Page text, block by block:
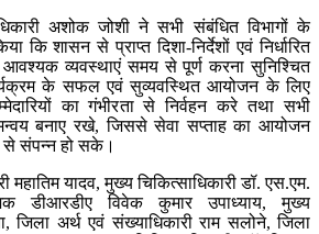
अशोक जोशी ने सभी संबंधित विभागों के
कि शासन से प्राप्त दिशा-निर्देशों एवं निर्धारित
व्यवस्थाएं समय से पूर्ण करना सुनिश्चित
के सफल एवं सुव्यवस्थित आयोजन के लिए
का गंभीरता से निर्वहन करे तथा सभी
बनाए रखे, जिससे सेवा सप्ताह का आयोजन
संपन्न हो सके।
महातिम यादव, मुख्य चिकित्साधिकारी डॉ. एस.एम.
डीआरडीए विवेक कुमार उपाध्याय, मुख्य
जिला अर्थ एवं संख्याधिकारी राम सलोने, जिला